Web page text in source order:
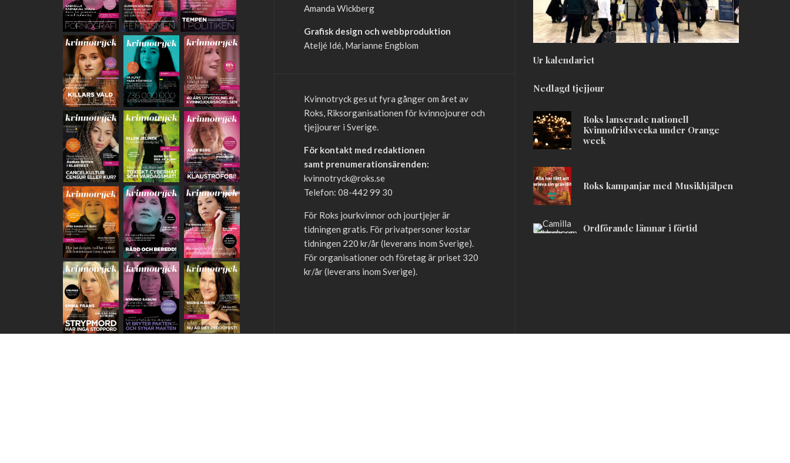
Amanda Wickberg
Grafisk design och webbproduktion
Ateljé Idé, Marianne Engblom
Kvinnotryck ges ut fyra gånger om året av
Roks, Riksorganisationen för kvinnojourer och
tjejjourer i Sverige.
För kontakt med redaktionen
samt prenumerationsärenden:
kvinnotryck@roks.se
Telefon: 08-442 99 30
För Roks jourkvinnor och jourtjejer är
tidningen gratis. För privatpersoner kostar
tidningen 220 kr/år (leverans inom Sverige).
För organisationer och företag är priset 320
kr/år (leverans inom Sverige).
Ur kalendariet
Nedlagd tjejjour
Roks lanserade nationell
Kvinnofridsvecka under Orange
week
Roks kampanjar med Musikhjälpen
Ordförande lämnar i förtid